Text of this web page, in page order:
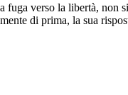
fuga verso la libertà,
di prima, la sua